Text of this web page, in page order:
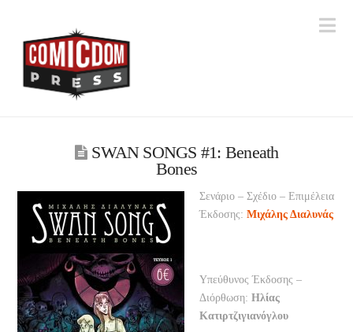
SWAN SONGS #1: Beneath
Bones
Σενάριο – Σχέδιο – Επιμέλεια
Έκδοσης: Μιχάλης Διαλυνάς
Υπεύθυνος Έκδοσης –
Διόρθωση: Ηλίας
Κατιρτζιγιανόγλου